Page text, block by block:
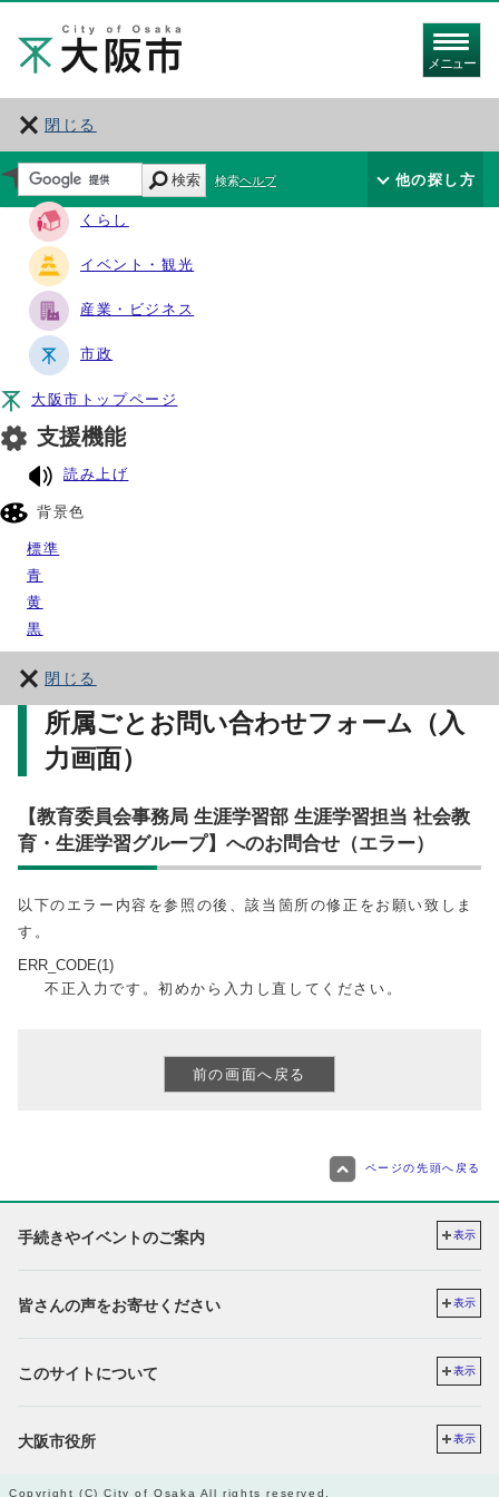
メニュー
閉じる
サイト・ナビ
くらし
イベント・観光
産業・ビジネス
市政
大阪市トップページ
支援機能
読み上げ
背景色
標準
青
黄
黒
閉じる
検索 検索ヘルプ 他の探し方
所属ごとお問い合わせフォーム（入
力画面）
【教育委員会事務局 生涯学習部 生涯学習担当 社会教
育・生涯学習グループ】へのお問合せ（エラー）
以下のエラー内容を参照の後、該当箇所の修正をお願い致しま
す。
ERR_CODE(1)
不正入力です。初めから入力し直してください。
ページの先頭へ戻る
手続きやイベントのご案内 表示
皆さんの声をお寄せください 表示
このサイトについて 表示
大阪市役所 表示
Copyright (C) City of Osaka All rights reserved.